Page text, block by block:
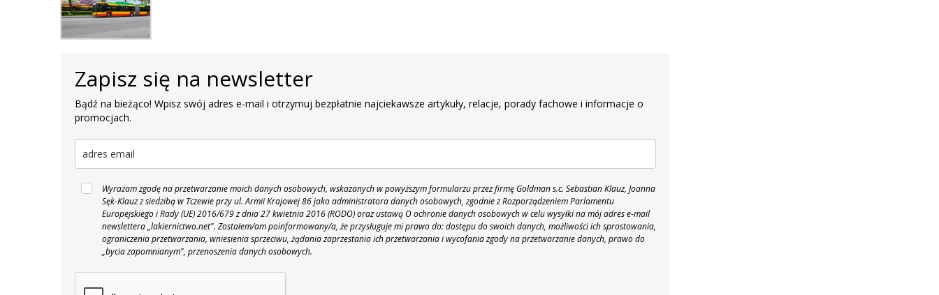
Zapisz się na newsletter
Bądź na bieżąco! Wpisz swój adres e-mail i otrzymuj bezpłatnie najciekawsze artykuły, relacje, porady fachowe i informacje o
promocjach.
Wyrażam zgodę na przetwarzanie moich danych osobowych, wskazanych w powyższym formularzu przez firmę Goldman s.c. Sebastian Klauz, Joanna
Sęk-Klauz z siedzibą w Tczewie przy ul. Armii Krajowej 86 jako administratora danych osobowych, zgodnie z Rozporządzeniem Parlamentu
Europejskiego i Rady (UE) 2016/679 z dnia 27 kwietnia 2016 (RODO) oraz ustawą O ochronie danych osobowych w celu wysyłki na mój adres e-mail
newslettera „lakiernictwo.net". Zostałem/am poinformowany/a, że przysługuje mi prawo do: dostępu do swoich danych, możliwości ich sprostowania,
ograniczenia przetwarzania, wniesienia sprzeciwu, żądania zaprzestania ich przetwarzania i wycofania zgody na przetwarzanie danych, prawo do
„bycia zapomnianym", przenoszenia danych osobowych.